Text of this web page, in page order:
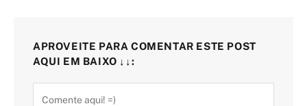
APROVEITE PARA COMENTAR ESTE POST
AQUI EM BAIXO ↓↓: